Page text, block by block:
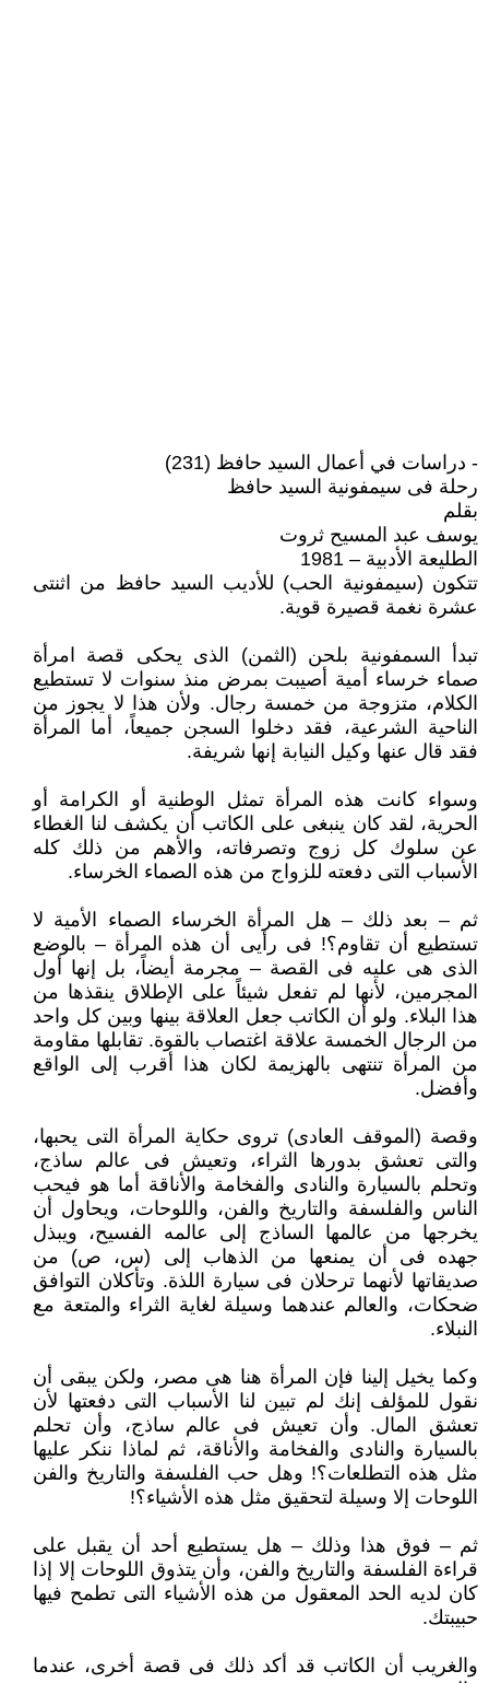
- دراسات في أعمال السيد حافظ (231)
رحلة فى سيمفونية السيد حافظ
بقلم
يوسف عبد المسيح ثروت
الطليعة الأدبية – 1981
تتكون (سيمفونية الحب) للأديب السيد حافظ من اثنتى
عشرة نغمة قصيرة قوية.
تبدأ السمفونية بلحن (الثمن) الذى يحكى قصة امرأة
صماء خرساء أمية أصيبت بمرض منذ سنوات لا تستطيع
الكلام، متزوجة من خمسة رجال. ولأن هذا لا يجوز من
الناحية الشرعية، فقد دخلوا السجن جميعاً، أما المرأة
فقد قال عنها وكيل النيابة إنها شريفة.
وسواء كانت هذه المرأة تمثل الوطنية أو الكرامة أو
الحرية، لقد كان ينبغى على الكاتب أن يكشف لنا الغطاء
عن سلوك كل زوج وتصرفاته، والأهم من ذلك كله
الأسباب التى دفعته للزواج من هذه الصماء الخرساء.
ثم – بعد ذلك – هل المرأة الخرساء الصماء الأمية لا
تستطيع أن تقاوم؟! فى رأيى أن هذه المرأة – بالوضع
الذى هى عليه فى القصة – مجرمة أيضاً، بل إنها أول
المجرمين، لأنها لم تفعل شيئاً على الإطلاق ينقذها من
هذا البلاء. ولو أن الكاتب جعل العلاقة بينها وبين كل واحد
من الرجال الخمسة علاقة اغتصاب بالقوة. تقابلها مقاومة
من المرأة تنتهى بالهزيمة لكان هذا أقرب إلى الواقع
وأفضل.
وقصة (الموقف العادى) تروى حكاية المرأة التى يحبها،
والتى تعشق بدورها الثراء، وتعيش فى عالم ساذج،
وتحلم بالسيارة والنادى والفخامة والأناقة أما هو فيحب
الناس والفلسفة والتاريخ والفن، واللوحات، ويحاول أن
يخرجها من عالمها الساذج إلى عالمه الفسيح، ويبذل
جهده فى أن يمنعها من الذهاب إلى (س، ص) من
صديقاتها لأنهما ترحلان فى سيارة اللذة. وتأكلان التوافق
ضحكات، والعالم عندهما وسيلة لغاية الثراء والمتعة مع
النبلاء.
وكما يخيل إلينا فإن المرأة هنا هى مصر، ولكن يبقى أن
نقول للمؤلف إنك لم تبين لنا الأسباب التى دفعتها لأن
تعشق المال. وأن تعيش فى عالم ساذج، وأن تحلم
بالسيارة والنادى والفخامة والأناقة، ثم لماذا ننكر عليها
مثل هذه التطلعات؟! وهل حب الفلسفة والتاريخ والفن
اللوحات إلا وسيلة لتحقيق مثل هذه الأشياء؟!
ثم – فوق هذا وذلك – هل يستطيع أحد أن يقبل على
قراءة الفلسفة والتاريخ والفن، وأن يتذوق اللوحات إلا إذا
كان لديه الحد المعقول من هذه الأشياء التى تطمح فيها
حبيبتك.
والغريب أن الكاتب قد أكد ذلك فى قصة أخرى، عندما